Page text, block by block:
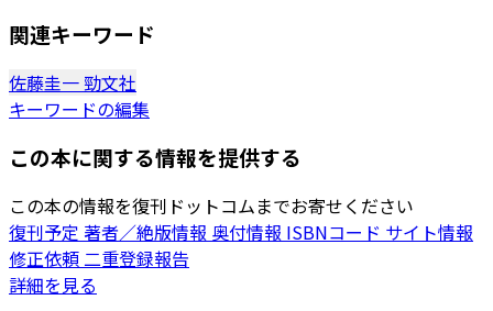
関連キーワード
佐藤圭一 勁文社
キーワードの編集
この本に関する情報を提供する
この本の情報を復刊ドットコムまでお寄せください
復刊予定 著者／絶版情報 奥付情報 ISBNコード サイト情報
修正依頼二重登録報告
詳細を見る